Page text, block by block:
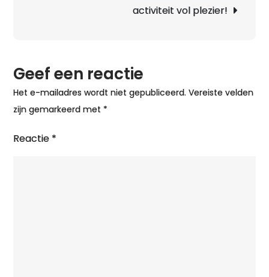
Noren
activiteit vol plezier!
Geef een reactie
Het e-mailadres wordt niet gepubliceerd. Vereiste velden
zijn gemarkeerd met *
Reactie *